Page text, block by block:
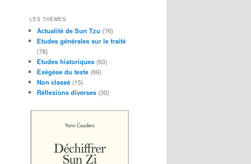
LES THÈMES
Actualité de Sun Tzu (76)
Etudes générales sur le traité
(78)
Etudes historiques (63)
Exégèse du texte (69)
Non classé (15)
Réflexions diverses (30)